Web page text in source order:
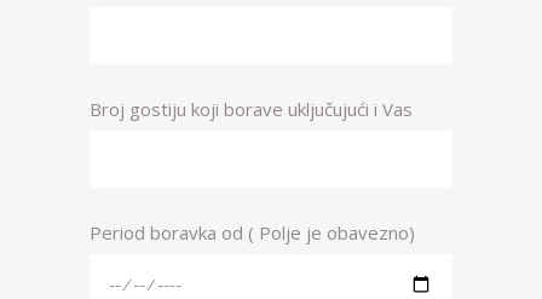
Broj gostiju koji borave uključujući i Vas
Period boravka od ( Polje je obavezno)